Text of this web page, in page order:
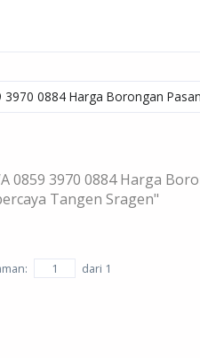
3970 0884 Harga
Tangen Sragen"
dari 1